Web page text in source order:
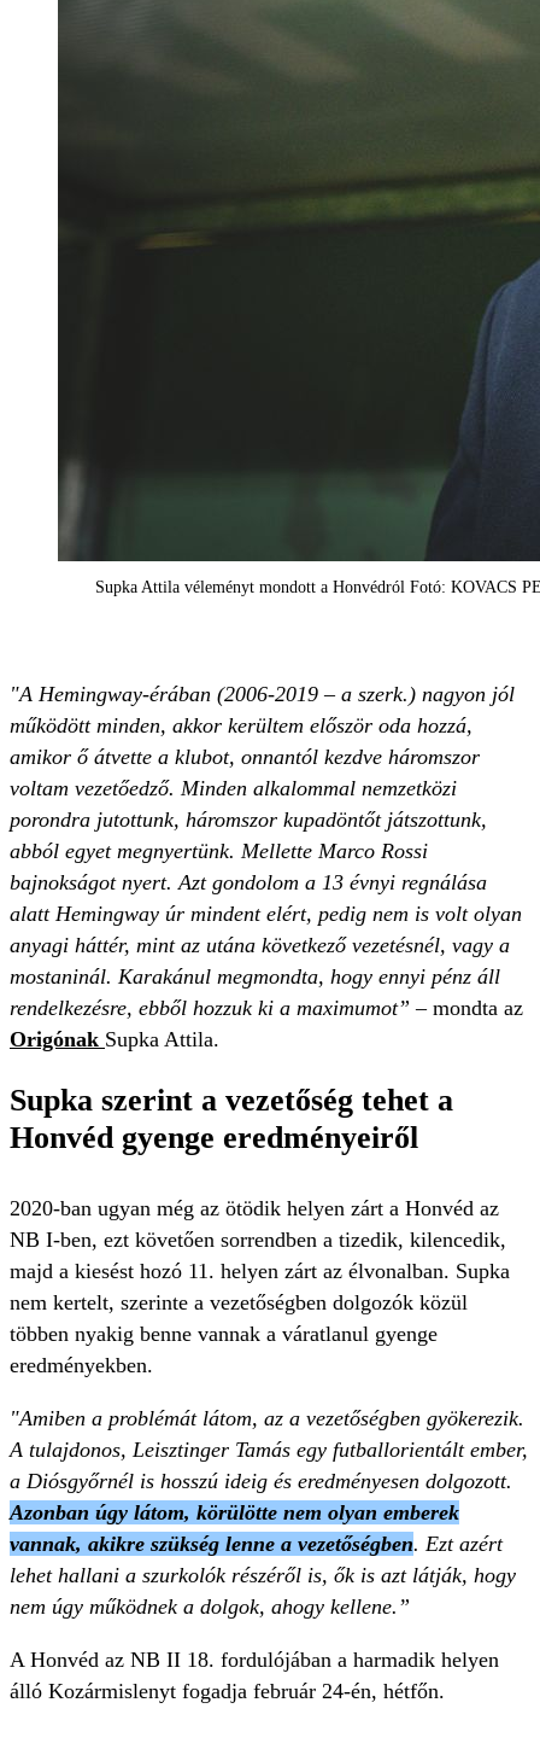
Supka Attila véleményt mondott a Honvédról Fotó: KOVACS
"A Hemingway-érában (2006-2019 – a szerk.) nagyon jól
működött minden, akkor kerültem először oda hozzá,
amikor ő átvette a klubot, onnantól kezdve háromszor
voltam vezetőedző. Minden alkalommal nemzetközi
porondra jutottunk, háromszor kupadöntőt játszottunk,
abból egyet megnyertünk. Mellette Marco Rossi
bajnokságot nyert. Azt gondolom a 13 évnyi regnálása
alatt Hemingway úr mindent elért, pedig nem is volt olyan
anyagi háttér, mint az utána következő vezetésnél, vagy a
mostaninál. Karakánul megmondta, hogy ennyi pénz áll
rendelkezésre, ebből hozzuk ki a maximumot” – mondta az
Origónak Supka Attila.
Supka szerint a vezetőség tehet a
Honvéd gyenge eredményeiről
2020-ban ugyan még az ötödik helyen zárt a Honvéd az
NB I-ben, ezt követően sorrendben a tizedik, kilencedik,
majd a kiesést hozó 11. helyen zárt az élvonalban. Supka
nem kertelt, szerinte a vezetőségben dolgozók közül
többen nyakig benne vannak a váratlanul gyenge
eredményekben.
"Amiben a problémát látom, az a vezetőségben gyökerezik.
A tulajdonos, Leisztinger Tamás egy futballorientált ember,
a Diósgyőrnél is hosszú ideig és eredményesen dolgozott.
Azonban úgy látom, körülötte nem olyan emberek
vannak, akikre szükség lenne a vezetőségben. Ezt azért
lehet hallani a szurkolók részéről is, ők is azt látják, hogy
nem úgy működnek a dolgok, ahogy kellene.”
A Honvéd az NB II 18. fordulójában a harmadik helyen
álló Kozármislenyt fogadja február 24-én, hétfőn.